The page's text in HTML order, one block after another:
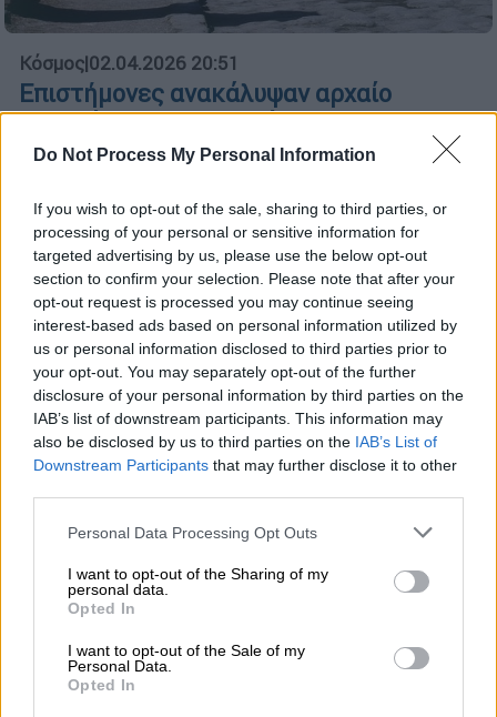
Do Not Process My Personal Information
If you wish to opt-out of the sale, sharing to third parties, or
processing of your personal or sensitive information for
targeted advertising by us, please use the below opt-out
section to confirm your selection. Please note that after your
opt-out request is processed you may continue seeing
interest-based ads based on personal information utilized by
us or personal information disclosed to third parties prior to
your opt-out. You may separately opt-out of the further
disclosure of your personal information by third parties on the
IAB’s list of downstream participants. This information may
also be disclosed by us to third parties on the IAB’s List of
Downstream Participants that may further disclose it to other
Please note that this website/app uses one or more Google
not limited to your visit or usage behaviour. You may click to
grant or deny consent to Google and its third-party tags to
use your data for below specified purposes in below Google
consent section.
Personal Data Processing Opt Outs
I want to opt-out of the Sharing of my
personal data.
Opted In
I want to opt-out of the Sale of my
Personal Data.
Opted In
Κόσμος|02.04.2026 20:51
Επιστήμονες ανακάλυψαν αρχαίο
πολυβόλο στην Πομπηία - Τα
εντυπωσιακά ευρήματα
ανακάλυψη
Ελλάδα
Πέθανε η Λουκία, η 17χρονη διάσημη
γάτα της Ακρόπολης - «Ήταν η